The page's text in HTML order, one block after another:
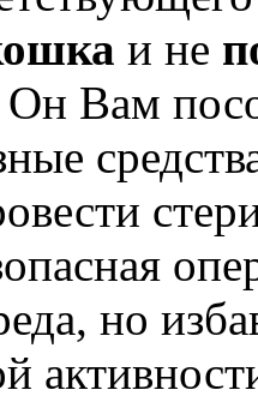
и не
Он Вам
но